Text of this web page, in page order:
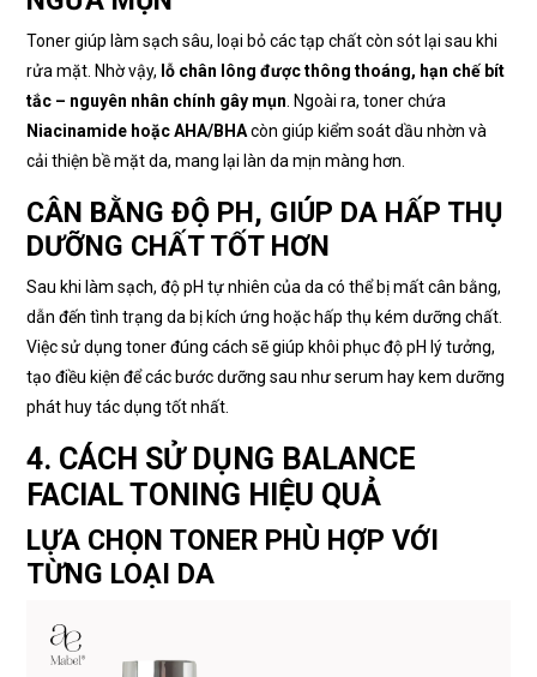
Toner giúp làm sạch sâu, loại bỏ các tạp chất còn sót lại sau khi
rửa mặt. Nhờ vậy, lỗ chân lông được thông thoáng, hạn chế bít
tắc – nguyên nhân chính gây mụn . Ngoài ra, toner chứa
Niacinamide hoặc AHA/BHAcòn giúp kiểm soát dầu nhờn và
cải thiện bề mặt da, mang lại làn da mịn màng hơn.
CÂN BẰNG ĐỘ PH, GIÚP DA HẤP THỤ
DƯỠNG CHẤT TỐT HƠN
Sau khi làm sạch, độ pH tự nhiên của da có thể bị mất cân bằng,
dẫn đến tình trạng da bị kích ứng hoặc hấp thụ kém dưỡng chất.
Việc sử dụng toner đúng cách sẽ giúp khôi phục độ pH lý tưởng,
tạo điều kiện để các bước dưỡng sau như serum hay kem dưỡng
phát huy tác dụng tốt nhất.
4. CÁCH SỬ DỤNG BALANCE
FACIAL TONING HIỆU QUẢ
LỰA CHỌN TONER PHÙ HỢP VỚI
TỪNG LOẠI DA